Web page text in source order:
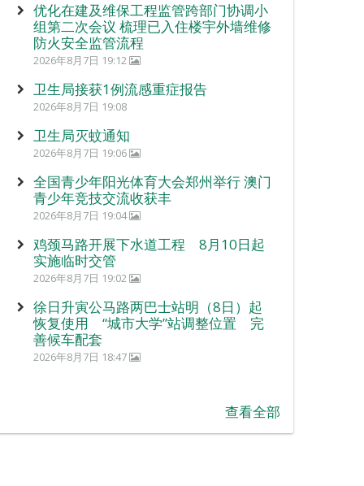
优化在建及维保工程监管跨部门协调小
组第二次会议 梳理已入住楼宇外墙维修
防火安全监管流程
2026年8月7日 19:12
卫生局接获1例流感重症报告
2026年8月7日 19:08
卫生局灭蚊通知
2026年8月7日 19:06
全国青少年阳光体育大会郑州举行 澳门
青少年竞技交流收获丰
2026年8月7日 19:04
鸡颈马路开展下水道工程 8月10日起
实施临时交管
2026年8月7日 19:02
徐日升寅公马路两巴士站明（8日）起
恢复使用 “城市大学”站调整位置 完
善候车配套
2026年8月7日 18:47
查看全部